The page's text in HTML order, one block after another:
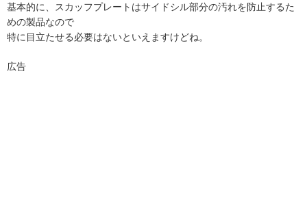
基本的に、スカッフプレートはサイドシル部分の汚れを防止するた
めの製品なので
特に目立たせる必要はないといえますけどね。
広告